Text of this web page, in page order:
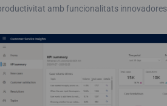
amb funcionalitats innovadores